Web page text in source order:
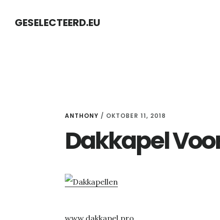
GESELECTEERD.EU
ANTHONY / OKTOBER 11, 2018
Dakkapel